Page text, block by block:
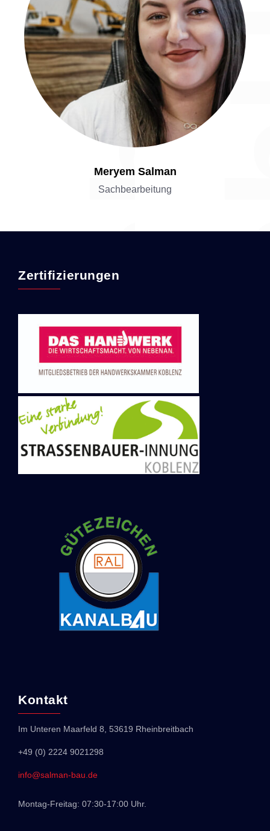
Salman GmbH
Meryem Salman
Sachbearbeitung
Zertifizierungen
Kontakt
Im Unteren Maarfeld 8, 53619 Rheinbreitbach
+49 (0) 2224 9021298
info@salman-bau.de
Montag-Freitag: 07:30-17:00 Uhr.